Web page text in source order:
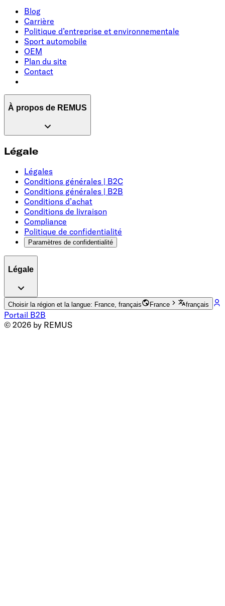
Blog
Carrière
Politique d’entreprise et environnementale
Sport automobile
OEM
Plan du site
Contact
À propos de REMUS
Légale
Légales
Conditions générales | B2C
Conditions générales | B2B
Conditions d’achat
Conditions de livraison
Compliance
Politique de confidentialité
Paramètres de confidentialité
Légale
Choisir la région et la langue: France, français France français
Portail B2B
© 2026 by REMUS